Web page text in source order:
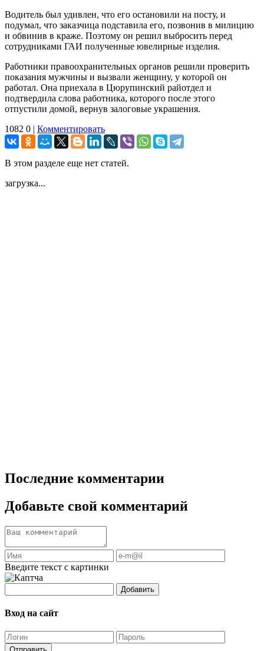
Водитель был удивлен, что его остановили на посту, и
подумал, что заказчица подставила его, позвонив в милицию
и обвинив в краже. Поэтому он решил выбросить перед
сотрудниками ГАИ полученные ювелирные изделия.
Работники правоохранительных органов решили проверить
показания мужчины и вызвали женщину, у которой он
работал. Она приехала в Цюрупинский райотдел и
подтвердила слова работника, которого после этого
отпустили домой, вернув залоговые украшения.
1082 0 | Комментировать
В этом разделе еще нет статей.
загрузка...
Последние комментарии
Добавьте свой комментарий
Введите текст с картинки
Добавить
Вход на сайт